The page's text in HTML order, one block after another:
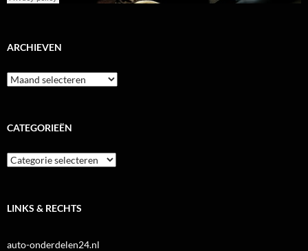
ARCHIEVEN
Archieven
CATEGORIEËN
Categorieën
LINKS & RECHTS
auto-onderdelen24.nl